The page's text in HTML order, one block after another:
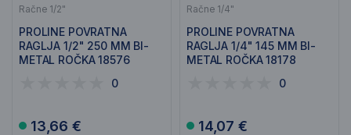
Račne 1/2"
PROLINE POVRATNA
RAGLJA 1/2" 250 MM BI-
METAL ROČKA 18576
0
13,66 €
Račne 1/4"
PROLINE POVRATNA
RAGLJA 1/4" 145 MM BI-
METAL ROČKA 18178
0
14,07 €